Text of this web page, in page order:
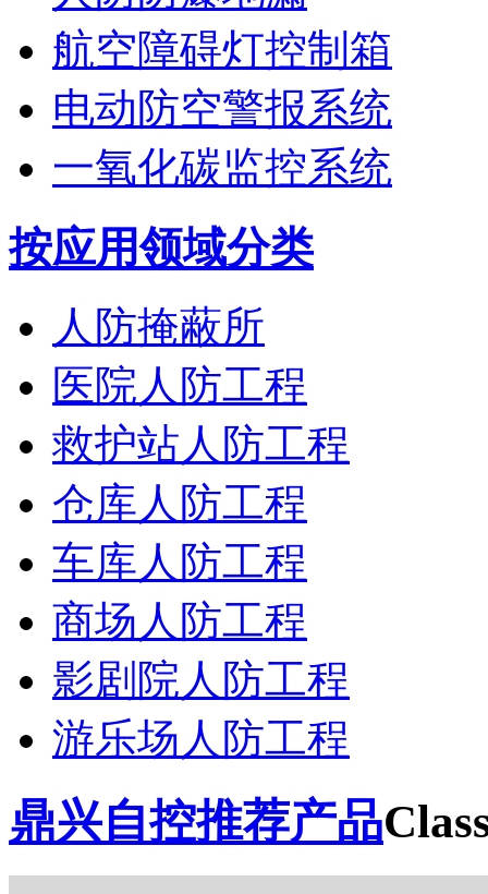
航空障碍灯控制箱
电动防空警报系统
一氧化碳监控系统
按应用领域分类
人防掩蔽所
医院人防工程
救护站人防工程
仓库人防工程
车库人防工程
商场人防工程
影剧院人防工程
游乐场人防工程
鼎兴自控推荐产品